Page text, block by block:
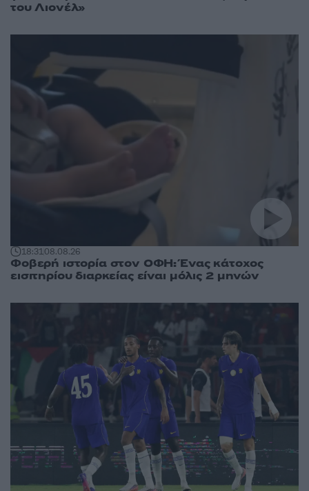
του Λιονέλ»
18:3108.08.26
Φοβερή ιστορία στον ΟΦΗ: Ένας κάτοχος
εισιτηρίου διαρκείας είναι μόλις 2 μηνών